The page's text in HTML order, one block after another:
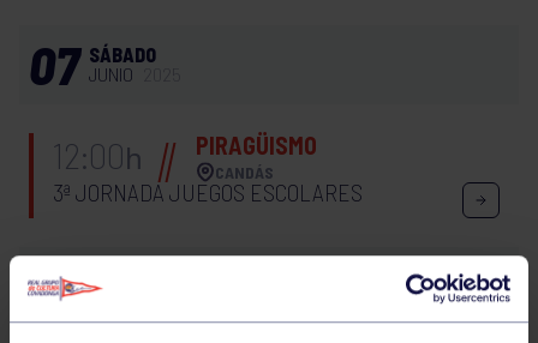
07 SÁBADO
JUNIO
12:00h PIRAGÜISMO
CANDÁS
3ª JORNADA JUEGOS ESCOLARES
24 MAYO